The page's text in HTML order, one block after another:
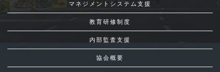
マネジメントシステム支援
教育研修制度
内部監査支援
協会概要